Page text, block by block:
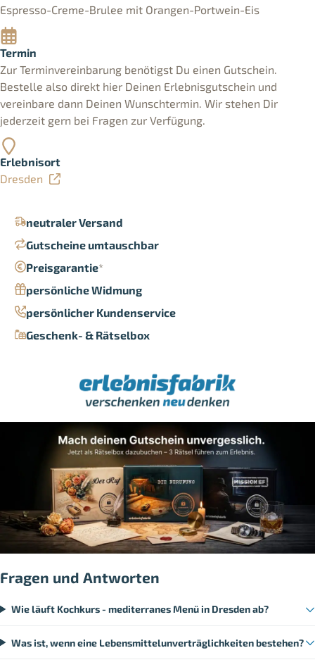
neutraler Versand
Gutscheine umtauschbar
Preisgarantie*
persönliche Widmung
persönlicher Kundenservice
Geschenk- & Rätselbox
Espresso-Creme-Brulee mit Orangen-Portwein-Eis
Termin
Zur Terminvereinbarung benötigst Du einen Gutschein.
Bestelle also direkt hier Deinen Erlebnisgutschein und
vereinbare dann Deinen Wunschtermin. Wir stehen Dir
jederzeit gern bei Fragen zur Verfügung.
Erlebnisort
Dresden
Fragen und Antworten
Wie läuft Kochkurs - mediterranes Menü in Dresden ab?
Was ist, wenn eine Lebensmittelunverträglichkeiten bestehen?